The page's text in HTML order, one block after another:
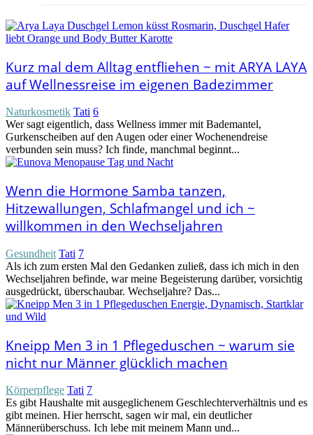
Kurz mal dem Alltag entfliehen ~ mit ARYA LAYA
auf Wellnessreise im eigenen Badezimmer
Naturkosmetik Tati 6
Wer sagt eigentlich, dass Wellness immer mit Bademantel,
Gurkenscheiben auf den Augen oder einer Wochenendreise
verbunden sein muss? Ich finde, manchmal beginnt...
Wenn die Hormone Samba tanzen,
Hitzewallungen, Schlafmangel und ich ~
willkommen in den Wechseljahren
Gesundheit Tati 7
Als ich zum ersten Mal den Gedanken zuließ, dass ich mich in den
Wechseljahren befinde, war meine Begeisterung darüber, vorsichtig
ausgedrückt, überschaubar. Wechseljahre? Das...
Kneipp Men 3 in 1 Pflegeduschen ~ warum sie
nicht nur Männer glücklich machen
Körperpflege Tati 7
Es gibt Haushalte mit ausgeglichenem Geschlechterverhältnis und es
gibt meinen. Hier herrscht, sagen wir mal, ein deutlicher
Männerüberschuss. Ich lebe mit meinem Mann und...